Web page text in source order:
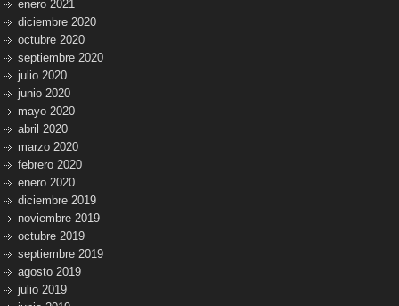
enero 2021
diciembre 2020
octubre 2020
septiembre 2020
julio 2020
junio 2020
mayo 2020
abril 2020
marzo 2020
febrero 2020
enero 2020
diciembre 2019
noviembre 2019
octubre 2019
septiembre 2019
agosto 2019
julio 2019